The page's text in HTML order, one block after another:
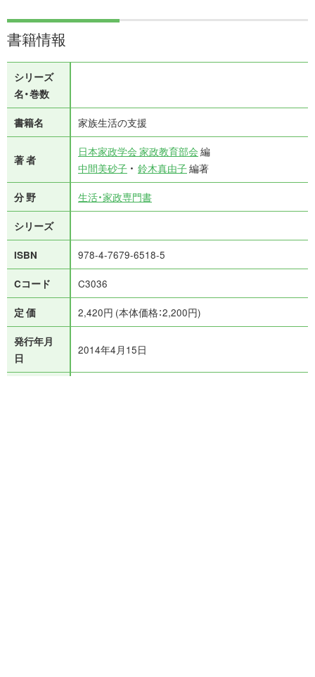
書籍情報
シリーズ
名・巻数
書籍名 家族生活の支援
著 者
日本家政学会 家政教育部会 編
中間美砂子
鈴木真由子編著
分 野 生活・家政専門書
シリーズ
ISBN 978-4-7679-6518-5
Cコード C3036
定 価 2,420円 (本体価格：2,200円)
発行年月
日
2014年4月15日